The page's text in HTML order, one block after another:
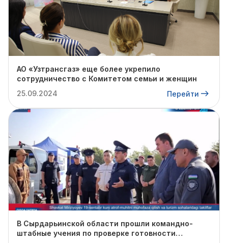
АО «Узтрансгаз» еще более укрепило
сотрудничество с Комитетом семьи и женщин
25.09.2024
Перейти
В Сырдарьинской области прошли командно-
штабные учения по проверке готовности